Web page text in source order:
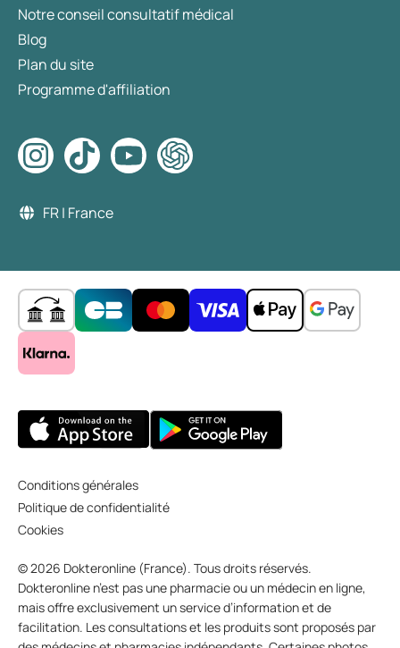
Notre conseil consultatif médical
Blog
Plan du site
Programme d'affiliation
FR | France
Conditions générales
Politique de confidentialité
Cookies
© 2026 Dokteronline (France). Tous droits réservés.
Dokteronline n’est pas une pharmacie ou un médecin en ligne,
mais offre exclusivement un service d’information et de
facilitation. Les consultations et les produits sont proposés par